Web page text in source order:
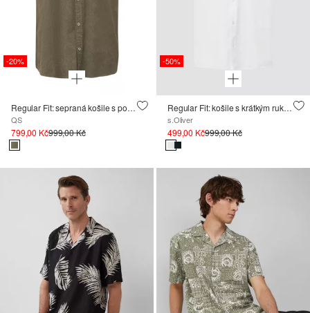
-20%
Regular Fit: sepraná košile s potiskem po celé ploše
QS
799,00 Kč999,00 Kč
-50%
Regular Fit: košile s krátkým rukávem, strukturovanými pruhy a propínacím límcem
s.Oliver
499,00 Kč999,00 Kč